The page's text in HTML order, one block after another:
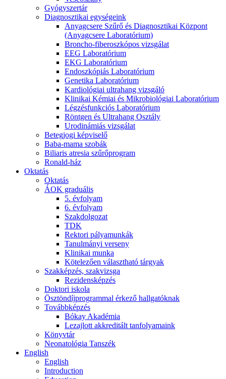
Gyógyszertár
Diagnosztikai egységeink
Anyagcsere Szűrő és Diagnosztikai Központ
(Anyagcsere Laboratórium)
Broncho-fiberoszkópos vizsgálat
EEG Laboratórium
EKG Laboratórium
Endoszkópiás Laboratórium
Genetika Laboratórium
Kardiológiai ultrahang vizsgáló
Klinikai Kémiai és Mikrobiológiai Laboratórium
Légzésfunkciós Laboratórium
Röntgen és Ultrahang Osztály
Urodinámiás vizsgálat
Betegjogi képviselő
Baba-mama szobák
Biliaris atresia szűrőprogram
Ronald-ház
Oktatás
Oktatás
ÁOK graduális
5. évfolyam
6. évfolyam
Szakdolgozat
TDK
Rektori pályamunkák
Tanulmányi verseny
Klinikai munka
Kötelezően választható tárgyak
Szakképzés, szakvizsga
Rezidensképzés
Doktori iskola
Ösztöndíjprogrammal érkező hallgatóknak
Továbbképzés
Bókay Akadémia
Lezajlott akkreditált tanfolyamaink
Könyvtár
Neonatológia Tanszék
English
English
Introduction